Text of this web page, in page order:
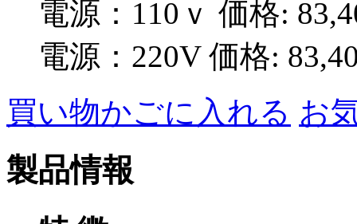
電源：110ｖ 価格:
電源：220V 価格:
買い物かごに入れる お
製品情報